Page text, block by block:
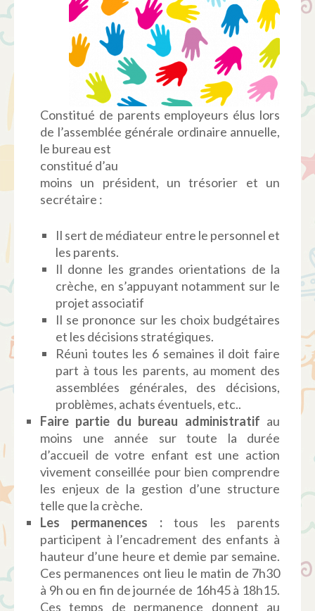
Constitué de parents employeurs élus lors
de l’assemblée générale ordinaire annuelle,
le bureau est
constitué d’au
moins un président, un trésorier et un
secrétaire :
Il sert de médiateur entre le personnel et
les parents.
Il donne les grandes orientations de la
crèche, en s’appuyant notamment sur le
projet associatif
Il se prononce sur les choix budgétaires
et les décisions stratégiques.
Réuni toutes les 6 semaines il doit faire
part à tous les parents, au moment des
assemblées générales, des décisions,
problèmes, achats éventuels, etc..
Faire partie du bureau administratif au
moins une année sur toute la durée
d’accueil de votre enfant est une action
vivement conseillée pour bien comprendre
les enjeux de la gestion d’une structure
telle que la crèche.
Les permanences :tous les parents
participent à l’encadrement des enfants à
hauteur d’une heure et demie par semaine.
Ces permanences ont lieu le matin de 7h30
à 9h ou en fin de journée de 16h45 à 18h15.
Ces temps de permanence donnent au